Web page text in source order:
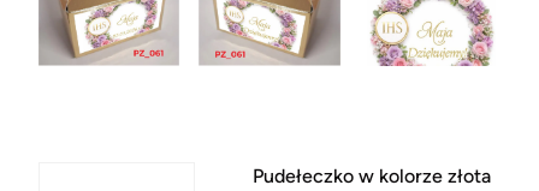
Pudełeczko w kolorze złota